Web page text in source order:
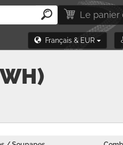
Le panier
Français & EUR